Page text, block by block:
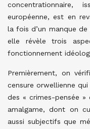
européenne, est en
la fois d’un manque
elle révèle trois
fonctionnement
Premièrement, on
censure orwellienne
des « crimes-pensée
amalgame, dont on
aussi subjectifs que